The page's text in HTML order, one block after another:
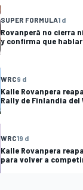
SUPER FORMULA1 d
Rovanperä no cierra
y confirma que
WRC9 d
Kalle Rovanpera
Rally de Finlandia del
WRC19 d
Kalle Rovanpera
para volver a